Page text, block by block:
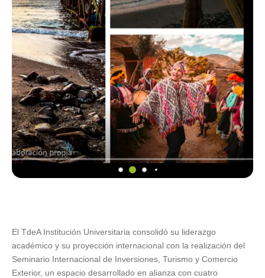
El TdeA Institución Universitaria consolidó su liderazgo
académico y su proyección internacional con la realización del
Seminario Internacional de Inversiones, Turismo y Comercio
Exterior, un espacio desarrollado en alianza con cuatro